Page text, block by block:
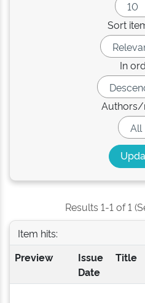
Sort
In
Results 1-1 of 1
Item hits:
Preview
Issue
Date
Title